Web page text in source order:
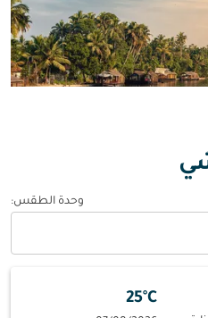
وحدة الطقس:
25°C